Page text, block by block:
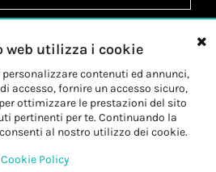
altrattamento dei miei dati
al trattamento dei miei dati
*
web utilizza i cookie
contenuti ed annunci,
accesso, fornire un accesso sicuro,
ottimizzare le prestazioni del sito
pertinenti per te. Continuando la
al nostro utilizzo dei cookie.
Cookie Policy